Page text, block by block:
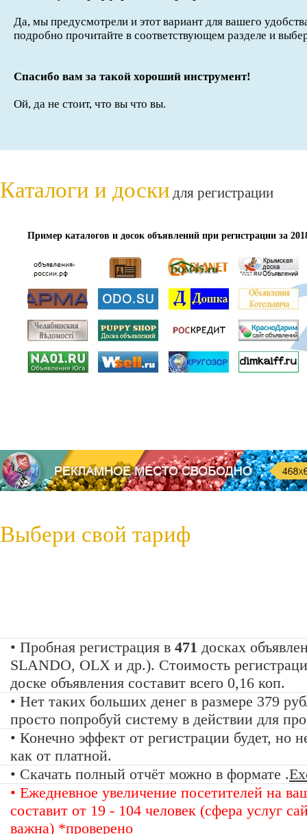
Да, мы предусмотрели и этот вариант для вашего
подробно прочитайте в соответствующем разделе и
Спасибо вам за такой хороший инструмент!
Ой, да не стоит, что вы что вы.
Каталоги и доски для регистрации
Пример каталогов и досок объявлений при регистрации за
Выбери свой тариф
• Пробная регистрация в 471 досках
SLANDO, OLX и др.). Стоимость
доске объявления составит всего 0,16 коп.
• Нет таких больших денег в размере 379
просто попробуй систему в действии для
• Конечно эффект от регистрации будет, но
как от платной.
• Скачать полный отчёт можно в формате .
• Ежедневное увеличение посетителей на
составит от 19 - 104 человек (сфера услуг
важна) *проверено